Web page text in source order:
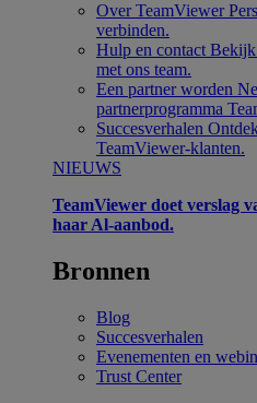
Over TeamViewer
verbinden.
Hulp en contact Bekijk
met ons team.
Een partner worden
partnerprogramma
Succesverhalen
TeamViewer-klanten.
NIEUWS
TeamViewer doet verslag
haar Al-aanbod.
Bronnen
Blog
Succesverhalen
Evenementen en
Trust Center